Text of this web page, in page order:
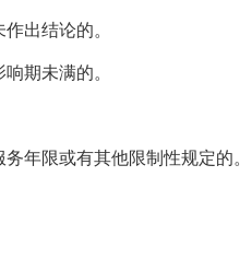
出结论的。
期未满的。
年限或有其他限制性规定的。